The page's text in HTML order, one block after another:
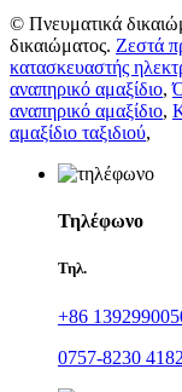
© Πνευματικά
δικαιώματος. Ζεστά
κατασκευαστής
αναπηρικό αμαξίδιο,
αναπηρικό αμαξίδιο,
αμαξίδιο ταξιδιού,
Τηλέφωνο
Τηλ.
+86
0757-8230 4182